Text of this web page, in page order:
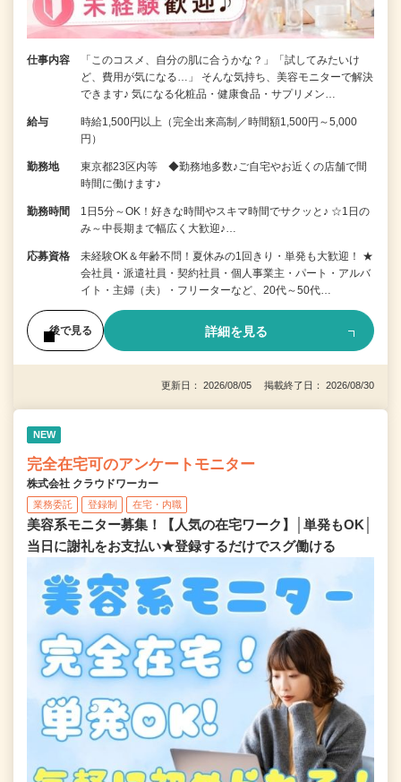
仕事内容
「このコスメ、自分の肌に合うかな？」「試してみたいけ
ど、費用が気になる…」 そんな気持ち、美容モニターで解決
できます♪ 気になる化粧品・健康食品・サプリメン…
給与
時給1,500円以上（完全出来高制／時間額1,500円～5,000
円）
勤務地
東京都23区内等 ◆勤務地多数♪ご自宅やお近くの店舗で間
時間に働けます♪
勤務時間
1日5分～OK！好きな時間やスキマ時間でサクッと♪ ☆1日の
み～中長期まで幅広く大歓迎♪…
応募資格
未経験OK＆年齢不問！夏休みの1回きり・単発も大歓迎！ ★
会社員・派遣社員・契約社員・個人事業主・パート・アルバ
イト・主婦（夫）・フリーターなど、20代～50代…
後で見る 詳細を見る
更新日： 2026/08/05 掲載終了日： 2026/08/30
NEW
完全在宅可のアンケートモニター
株式会社 クラウドワーカー
業務委託 登録制 在宅・内職
美容系モニター募集！【人気の在宅ワーク】│単発もOK│
当日に謝礼をお支払い★登録するだけでスグ働ける